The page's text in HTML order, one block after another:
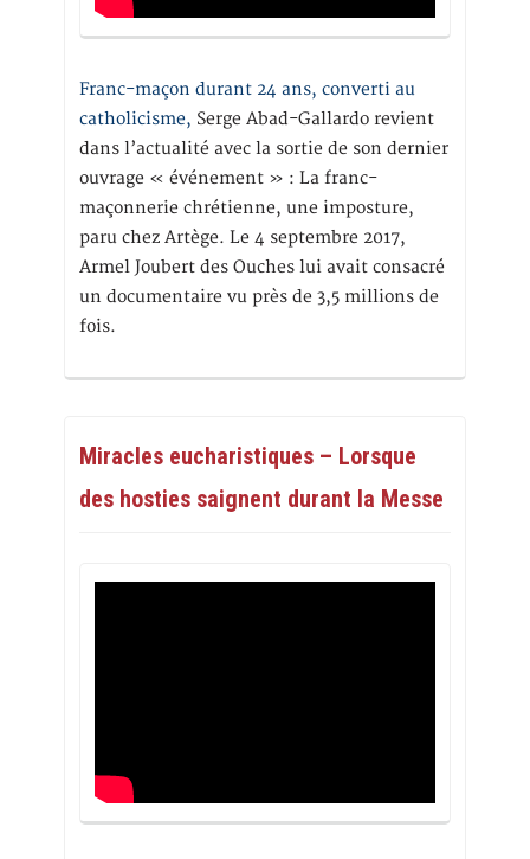
Franc-maçon durant 24 ans, converti au
catholicisme, Serge Abad-Gallardo revient
dans l’actualité avec la sortie de son dernier
ouvrage « événement » : La franc-
maçonnerie chrétienne, une imposture,
paru chez Artège. Le 4 septembre 2017,
Armel Joubert des Ouches lui avait consacré
un documentaire vu près de 3,5 millions de
fois.
Miracles eucharistiques – Lorsque
des hosties saignent durant la Messe